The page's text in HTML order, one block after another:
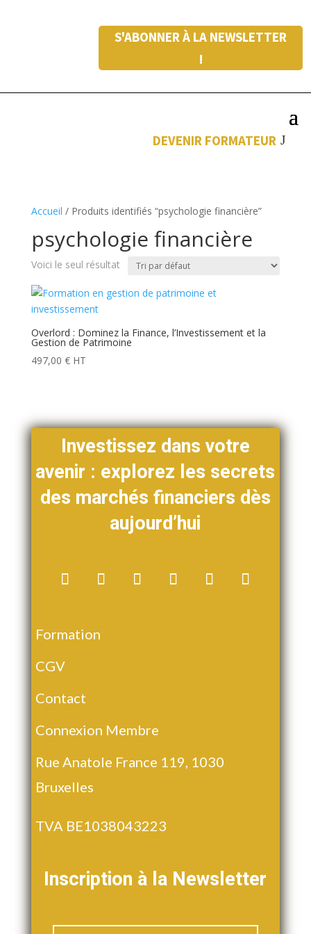
S'ABONNER À LA NEWSLETTER
!
DEVENIR FORMATEUR
Accueil / Produits identifiés “psychologie financière”
psychologie financière
Voici le seul résultat
Overlord : Dominez la Finance, l’Investissement et la
Gestion de Patrimoine
497,00 € HT
Investissez dans votre
avenir : explorez les secrets
des marchés financiers dès
aujourd’hui
Formation
CGV
Contact
Connexion Membre
Rue Anatole France 119, 1030
Bruxelles
TVA BE1038043223
Inscription à la Newsletter